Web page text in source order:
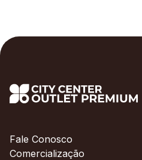
Fale Conosco
Comercialização